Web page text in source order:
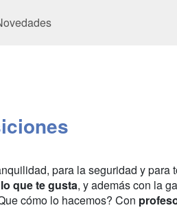
para la seguridad y para
que te gusta, y además con la
cómo lo hacemos? Con